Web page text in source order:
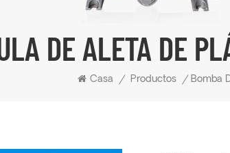
DE ALETA DE
Casa / Productos / Bomba